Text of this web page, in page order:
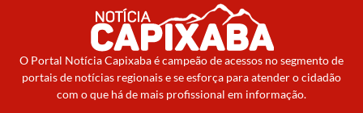
O Portal Notícia Capixaba é campeão de acessos no segmento de
portais de notícias regionais e se esforça para atender o cidadão
com o que há de mais profissional em informação.